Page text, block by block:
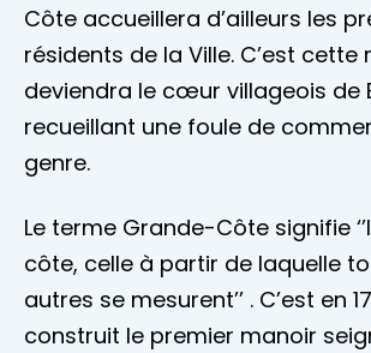
Côte accueillera d’ailleurs les
résidents de la Ville. C’est cette
deviendra le cœur villageois de
recueillant une foule de
genre.
Le terme Grande-Côte signifie
côte, celle à partir de laquelle
autres se mesurent’’ . C’est en
construit le premier manoir